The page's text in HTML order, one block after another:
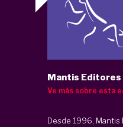
Mantis Editores
Ve más sobre esta
Desde 1996,